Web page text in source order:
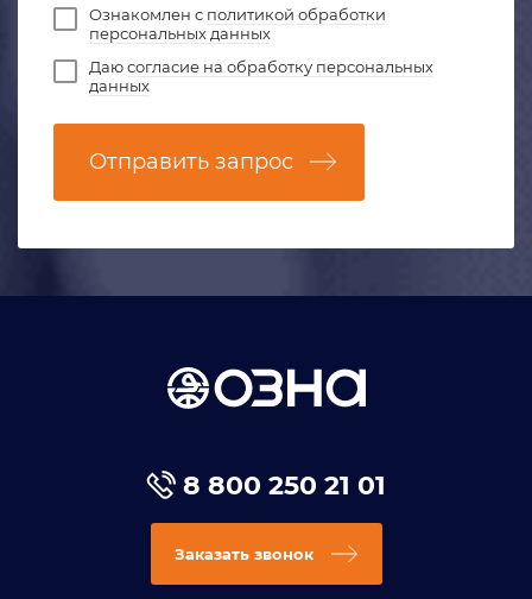
Ознакомлен с политикой обработки
персональных данных
Даюсогласие на обработку персональных
данных
Отправить запрос
8 800 250 21 01
Заказать звонок